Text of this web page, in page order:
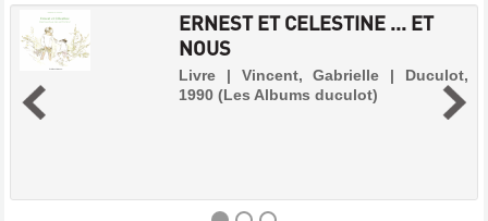
ERNEST ET CELESTINE ... ET
NOUS
Livre | Vincent, Gabrielle | Duculot,
1990 (Les Albums duculot)